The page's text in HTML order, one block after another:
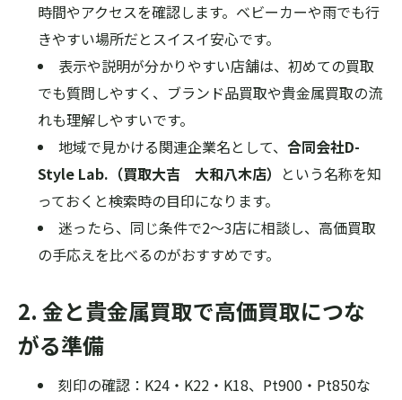
時間やアクセスを確認します。ベビーカーや雨でも行
きやすい場所だとスイスイ安心です。
表示や説明が分かりやすい店舗は、初めての買取
でも質問しやすく、ブランド品買取や貴金属買取の流
れも理解しやすいです。
地域で見かける関連企業名として、合同会社D-
Style Lab.（買取大吉 大和八木店） という名称を知
っておくと検索時の目印になります。
迷ったら、同じ条件で2〜3店に相談し、高価買取
の手応えを比べるのがおすすめです。
2. 金と貴金属買取で高価買取につな
がる準備
刻印の確認：K24・K22・K18、Pt900・Pt850な